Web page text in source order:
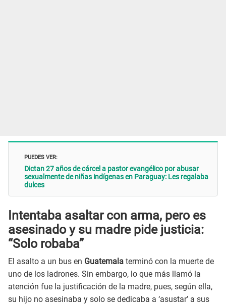
PUEDES VER:
Dictan 27 años de cárcel a pastor evangélico por abusar
sexualmente de niñas indígenas en Paraguay: Les regalaba
dulces
Intentaba asaltar con arma, pero es
asesinado y su madre pide justicia:
“Solo robaba”
El asalto a un bus en Guatemala terminó con la muerte de
uno de los ladrones. Sin embargo, lo que más llamó la
atención fue la justificación de la madre, pues, según ella,
su hijo no asesinaba y solo se dedicaba a ‘asustar’ a sus